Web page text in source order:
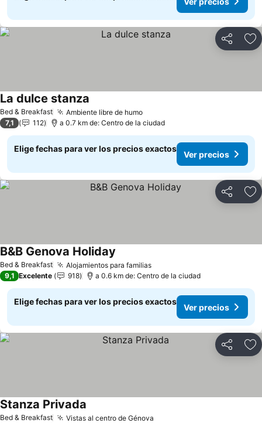
Compartir
Bed & Breakfast Ambiente libre de humo
La dulce stanza
7,1 112 a 0.7 km de: Centro de la ciudad
Elige fechas para ver los precios exactos
Ver precios
Compartir
Bed & Breakfast Alojamientos para familias
B&B Genova Holiday
9,1 Excelente 918 a 0.6 km de: Centro de la ciudad
Elige fechas para ver los precios exactos
Ver precios
Compartir
Bed & Breakfast Vistas al centro de Génova
Stanza Privada